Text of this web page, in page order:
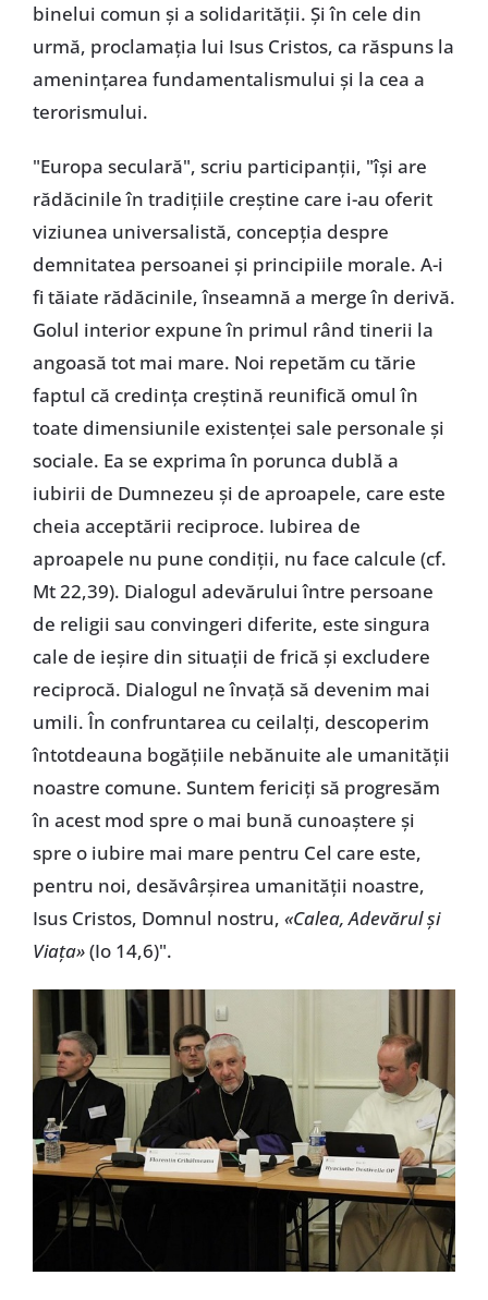
binelui comun și a solidarității. Și în cele din
urmă, proclamația lui Isus Cristos, ca răspuns la
amenințarea fundamentalismului și la cea a
terorismului.
"Europa seculară", scriu participanții, "își are
rădăcinile în tradițiile creștine care i-au oferit
viziunea universalistă, concepția despre
demnitatea persoanei și principiile morale. A-i
fi tăiate rădăcinile, înseamnă a merge în derivă.
Golul interior expune în primul rând tinerii la
angoasă tot mai mare. Noi repetăm cu tărie
faptul că credința creștină reunifică omul în
toate dimensiunile existenței sale personale și
sociale. Ea se exprima în porunca dublă a
iubirii de Dumnezeu și de aproapele, care este
cheia acceptării reciproce. Iubirea de
aproapele nu pune condiții, nu face calcule (cf.
Mt 22,39). Dialogul adevărului între persoane
de religii sau convingeri diferite, este singura
cale de ieșire din situații de frică și excludere
reciprocă. Dialogul ne învață să devenim mai
umili. În confruntarea cu ceilalți, descoperim
întotdeauna bogățiile nebănuite ale umanității
noastre comune. Suntem fericiți să progresăm
în acest mod spre o mai bună cunoaștere și
spre o iubire mai mare pentru Cel care este,
pentru noi, desăvârșirea umanității noastre,
Isus Cristos, Domnul nostru, «Calea, Adevărul și
Viața»(Io 14,6)".